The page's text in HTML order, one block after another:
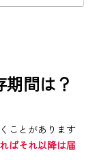
期間は？
ことがあります
ばそれ以降は届